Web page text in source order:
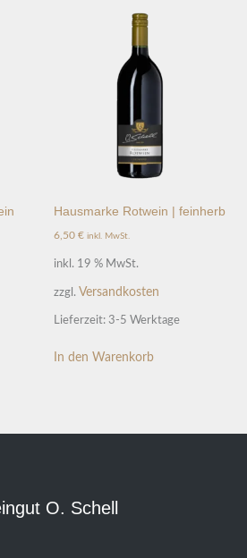
Hausmarke Rotwein | feinherb
6,50€ inkl. MwSt.
inkl. 19 % MwSt.
zzgl. Versandkosten
Lieferzeit:3-5 Werktage
In den Warenkorb
O. Schell